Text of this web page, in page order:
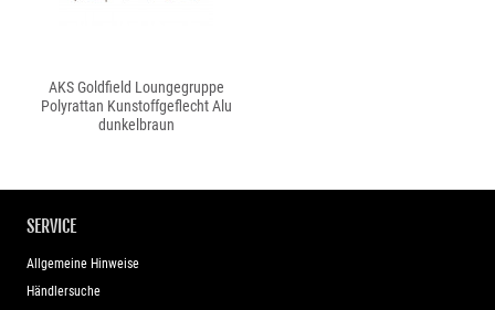
AKS Goldfield Loungegruppe
Polyrattan Kunstoffgeflecht Alu
dunkelbraun
SERVICE
Allgemeine Hinweise
Händlersuche